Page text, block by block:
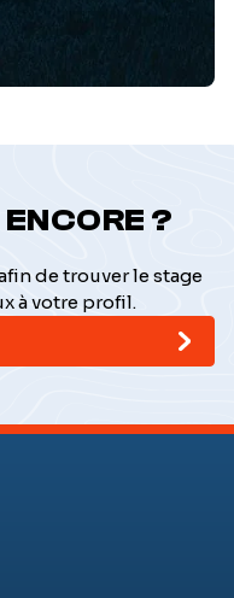
?
de trouver le stage
à votre profil.